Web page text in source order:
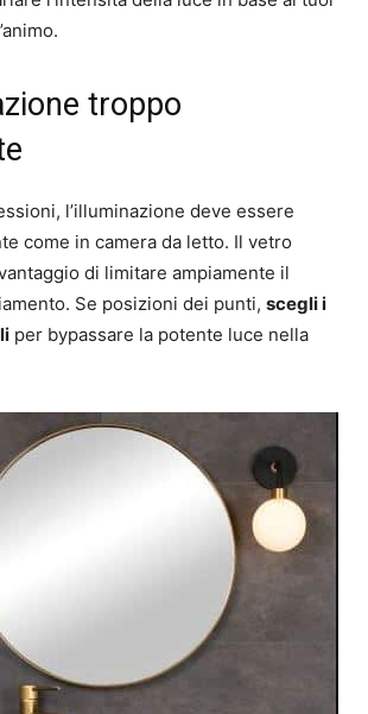
troppo
l’illuminazione deve essere
come in camera da letto. Il vetro
di limitare ampiamente il
Se posizioni dei punti, scegli i
per bypassare la potente luce nella